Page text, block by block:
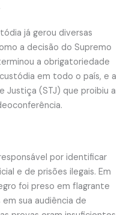
já gerou diversas
a decisão do Supremo
a obrigatoriedade
em todo o país, e a
Justiça (STJ) que proibiu a
por identificar
e de prisões ilegais. Em
foi preso em flagrante
sua audiência de